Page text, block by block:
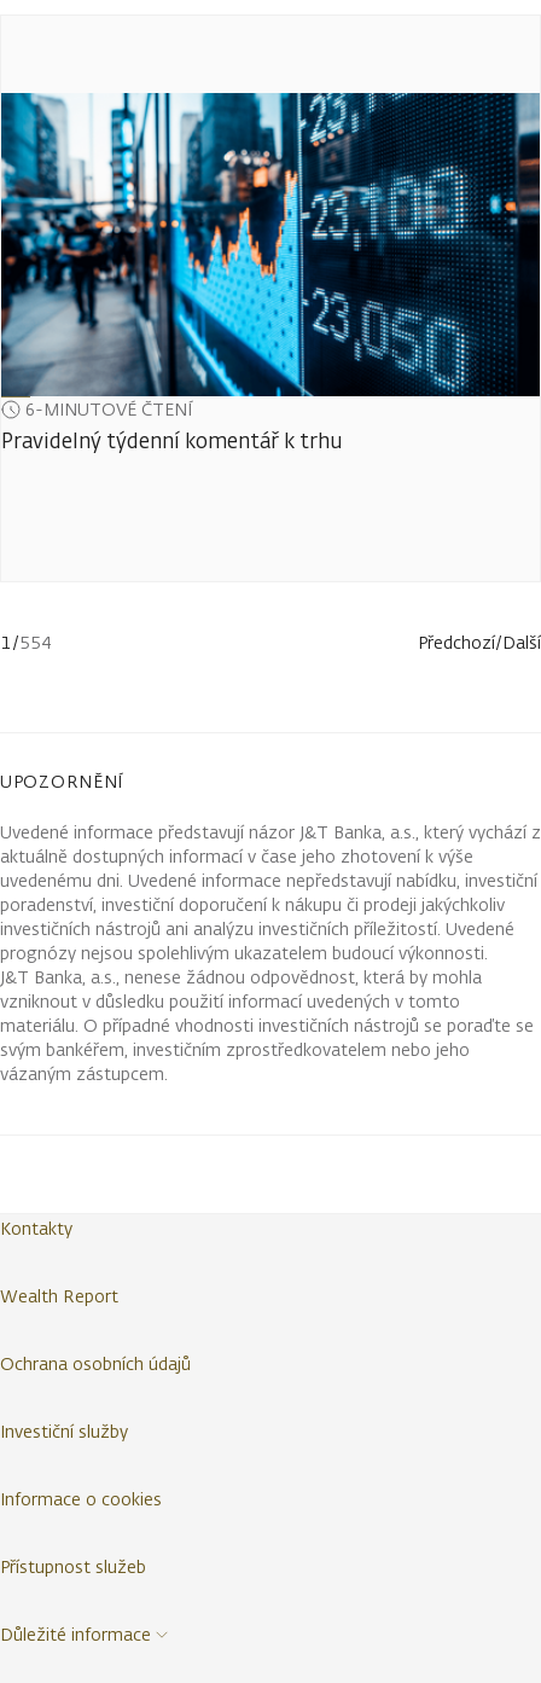
6-MINUTOVÉ ČTENÍ
Pravidelný týdenní komentář k trhu
1/554 Předchozí/Další
UPOZORNĚNÍ
Uvedené informace představují názor J&T Banka, a.s., který vychází z
aktuálně dostupných informací v čase jeho zhotovení k výše
uvedenému dni. Uvedené informace nepředstavují nabídku, investiční
poradenství, investiční doporučení k nákupu či prodeji jakýchkoliv
investičních nástrojů ani analýzu investičních příležitostí. Uvedené
prognózy nejsou spolehlivým ukazatelem budoucí výkonnosti.
J&T Banka, a.s., nenese žádnou odpovědnost, která by mohla
vzniknout v důsledku použití informací uvedených v tomto
materiálu. O případné vhodnosti investičních nástrojů se poraďte se
svým bankéřem, investičním zprostředkovatelem nebo jeho
vázaným zástupcem.
Kontakty
Wealth Report
Ochrana osobních údajů
Investiční služby
Informace o cookies
Přístupnost služeb
Důležité informace